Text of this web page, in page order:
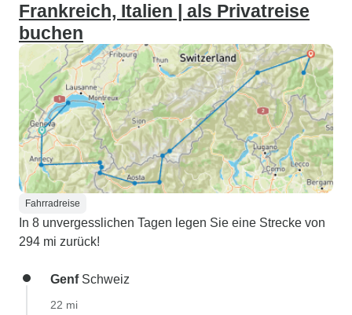
Frankreich, Italien | als Privatreise
buchen
Fahrradreise
In 8 unvergesslichen Tagen legen Sie eine Strecke von
294 mi zurück!
GenfSchweiz
22 mi